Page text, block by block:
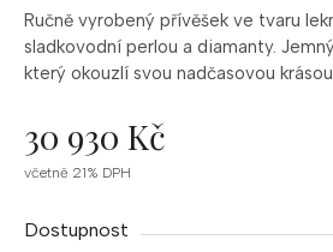
Ručně vyrobený přívěšek ve tvaru
sladkovodní perlou a diamanty.
který okouzlí svou nadčasovou
30 930 Kč
Měrná
včetně 21% DPH
Dostupnost